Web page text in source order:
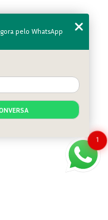
1
pelo WhatsApp